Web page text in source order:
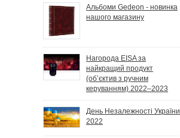
Альбоми Gedeon - новинка
нашого магазину
Нагорода EISA за
найкращий продукт
(об’єктив з ручним
керуванням) 2022–2023
День Незалежності України
2022